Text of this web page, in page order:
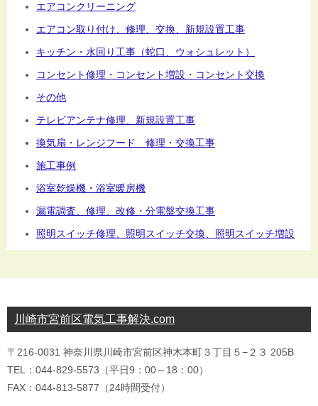
エアコンクリーニング
エアコン取り付け、修理、交換、新規設置工事
キッチン・水回り工事（蛇口、ウォシュレット）
コンセント修理・コンセント増設・コンセント交換
その他
テレビアンテナ修理、新規設置工事
換気扇・レンジフード 修理・交換工事
施工事例
浴室乾燥機・浴室暖房機
漏電調査、修理、改修・分電盤交換工事
照明スイッチ修理、照明スイッチ交換、照明スイッチ増設
川崎市宮前区電気工事解決.com
〒216-0031 神奈川県川崎市宮前区神木本町３丁目５−２３ 205B
TEL：044-829-5573（平日9：00～18：00）
FAX：044-813-5877（24時間受付）